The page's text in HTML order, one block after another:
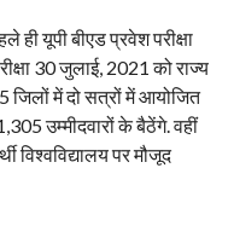
यूपी बीएड प्रवेश परीक्षा
30 जुलाई, 2021 को राज्य
जिलों में दो सत्रों में आयोजित
उम्मीदवारों के बैठेंगे. वहीं
विश्वविद्यालय पर मौजूद